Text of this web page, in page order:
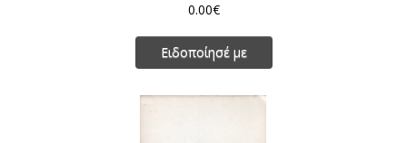
0.00€
Ειδοποίησέ με